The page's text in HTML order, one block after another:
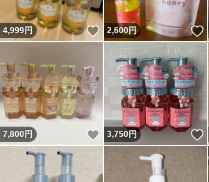
4,999円 いいね！
2,600円
7,800円 いいね！
3,750円